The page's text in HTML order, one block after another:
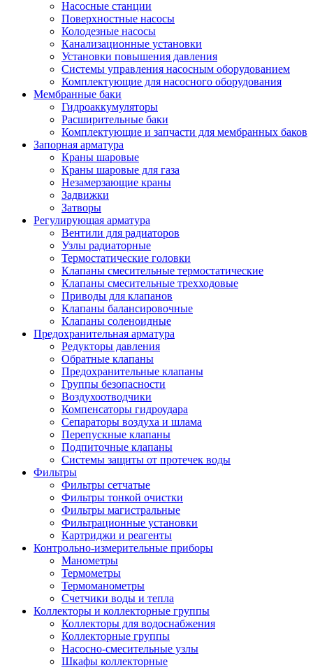
Насосные станции
Поверхностные насосы
Колодезные насосы
Канализационные установки
Установки повышения давления
Системы управления насосным оборудованием
Комплектующие для насосного оборудования
Мембранные баки
Гидроаккумуляторы
Расширительные баки
Комплектующие и запчасти для мембранных баков
Запорная арматура
Краны шаровые
Краны шаровые для газа
Незамерзающие краны
Задвижки
Затворы
Регулирующая арматура
Вентили для радиаторов
Узлы радиаторные
Термостатические головки
Клапаны смесительные термостатические
Клапаны смесительные трехходовые
Приводы для клапанов
Клапаны балансировочные
Клапаны соленоидные
Предохранительная арматура
Редукторы давления
Обратные клапаны
Предохранительные клапаны
Группы безопасности
Воздухоотводчики
Компенсаторы гидроудара
Сепараторы воздуха и шлама
Перепускные клапаны
Подпиточные клапаны
Системы защиты от протечек воды
Фильтры
Фильтры сетчатые
Фильтры тонкой очистки
Фильтры магистральные
Фильтрационные установки
Картриджи и реагенты
Контрольно-измерительные приборы
Манометры
Термометры
Термоманометры
Счетчики воды и тепла
Коллекторы и коллекторные группы
Коллекторы для водоснабжения
Коллекторные группы
Насосно-смесительные узлы
Шкафы коллекторные